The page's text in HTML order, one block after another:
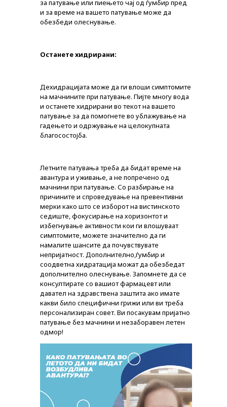
за патување или пиењето чај од ѓумбир пред
и за време на вашето патување може да
обезбеди олеснување.
Останете хидрирани:
Дехидрацијата може да ги влоши симптомите
на мачнините при патување. Пијте многу вода
и останете хидрирани во текот на вашето
патување за да помогнете во ублажување на
гадењето и одржување на целокупната
благосостојба.
Летните патувања треба да бидат време на
авантура и уживање, а не попречено од
мачнини при патување. Со разбирање на
причините и спроведување на превентивни
мерки како што се изборот на вистинското
седиште, фокусирање на хоризонтот и
избегнување активности кои ги влошуваат
симптомите, можете значително да ги
намалите шансите да почувствувате
непријатност. Дополнително,ѓумбир и
соодветна хидратација можат да обезбедат
дополнително олеснување. Запомнете да се
консултирате со вашиот фармацевт или
давател на здравствена заштита ако имате
какви било специфични грижи или ви треба
персонализиран совет. Ви посакувам пријатно
патување без мачнини и незаборавен летен
одмор!